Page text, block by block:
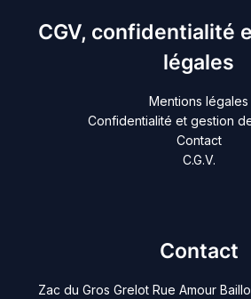
CGV, confidentialité
légales
Mentions légales
Confidentialité et gestion
Contact
C.G.V.
Contact
Zac du Gros Grelot Rue Amour